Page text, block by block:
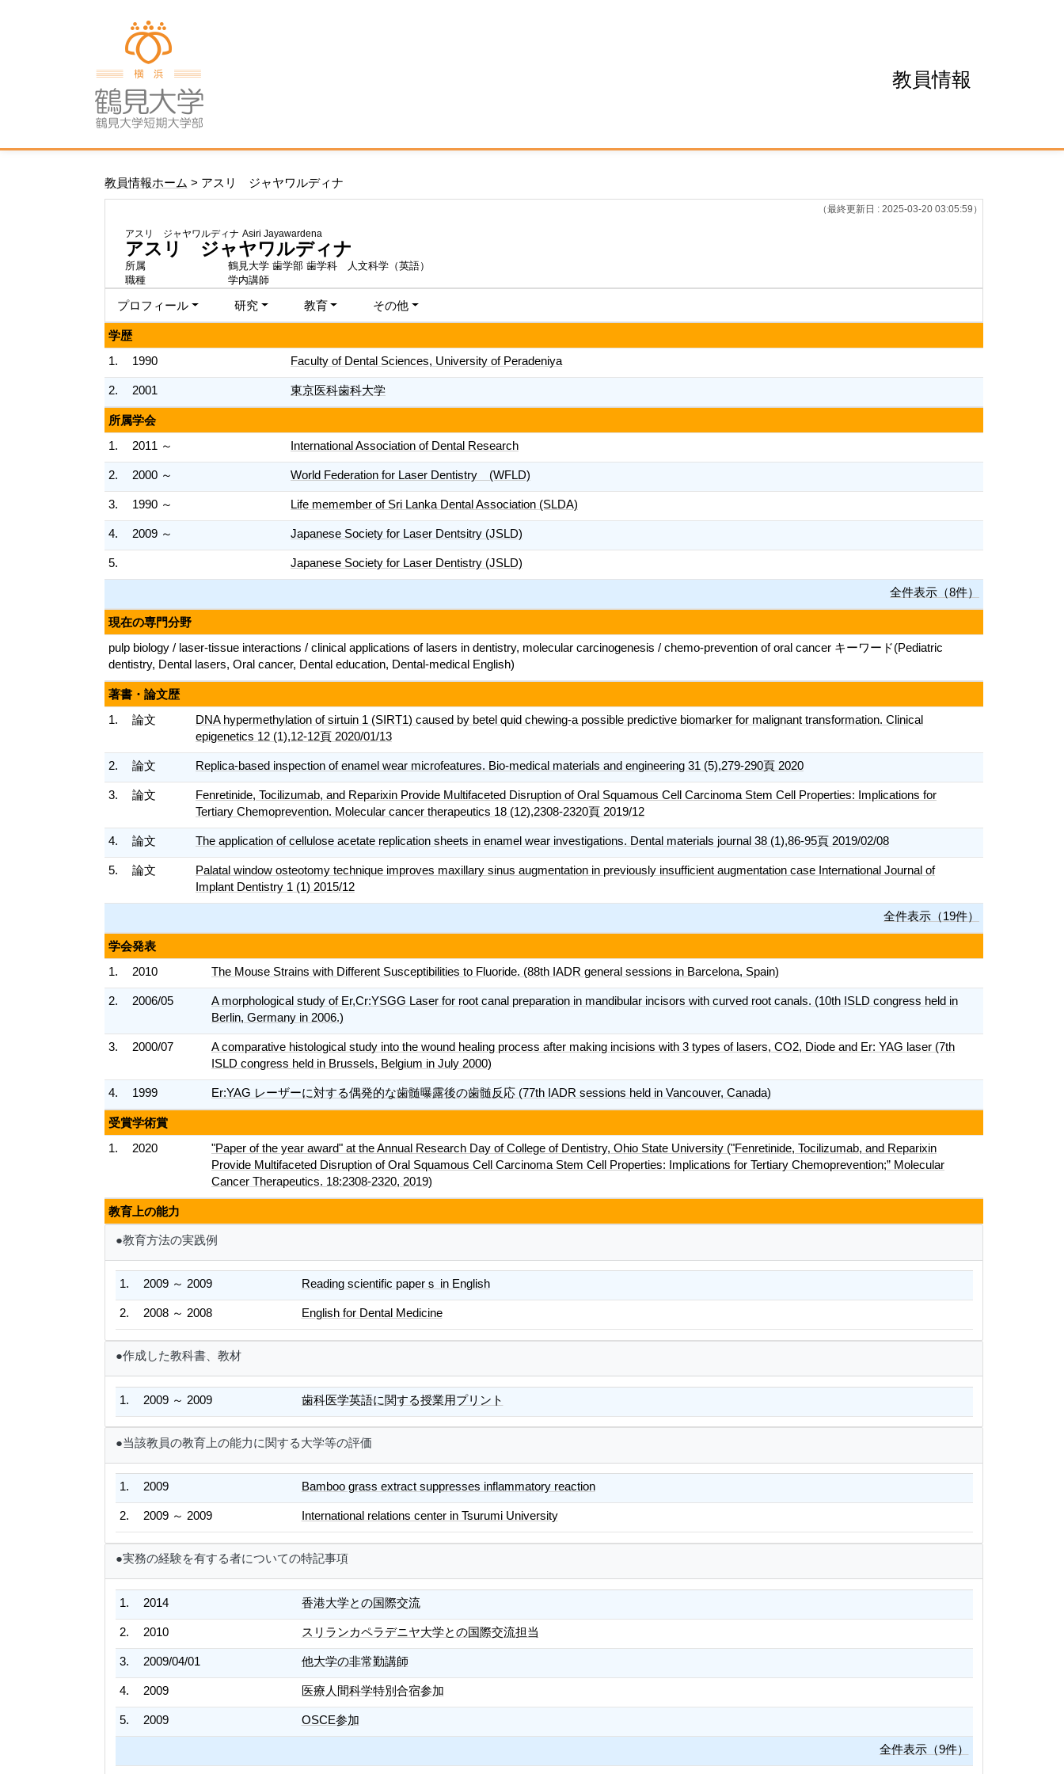
教員情報
教員情報ホーム > アスリ ジャヤワルディナ
（最終更新日 : 2025-03-20 03:05:59）
アスリ ジャヤワルディナ Asiri Jayawardena
アスリ ジャヤワルディナ
所属
鶴見大学 歯学部 歯学科 人文科学（英語）
職種
学内講師
プロフィール 研究 教育 その他
学歴
1.
1990 Faculty of Dental Sciences, University of Peradeniya
2. 2001 東京医科歯科大学
所属学会
1.
2011 ～ International Association of Dental Research
2. 2000 ～ World Federation for Laser Dentistry (WFLD)
3. 1990 ～ Life memember of Sri Lanka Dental Association (SLDA)
4. 2009 ～ Japanese Society for Laser Dentsitry (JSLD)
5. Japanese Society for Laser Dentistry (JSLD)
全件表示（8件）
現在の専門分野
pulp biology / laser-tissue interactions / clinical applications of lasers in dentistry, molecular carcinogenesis / chemo-prevention of oral cancer キーワード(Pediatric
dentistry, Dental lasers, Oral cancer, Dental education, Dental-medical English)
著書・論文歴
1.
論文
DNA hypermethylation of sirtuin 1 (SIRT1) caused by betel quid chewing-a possible predictive biomarker for malignant transformation. Clinical
epigenetics 12 (1),12-12頁 2020/01/13
2. 論文 Replica-based inspection of enamel wear microfeatures. Bio-medical materials and engineering 31 (5),279-290頁 2020
3. 論文
Fenretinide, Tocilizumab, and Reparixin Provide Multifaceted Disruption of Oral Squamous Cell Carcinoma Stem Cell Properties: Implications for
Tertiary Chemoprevention. Molecular cancer therapeutics 18 (12),2308-2320頁 2019/12
4. 論文 The application of cellulose acetate replication sheets in enamel wear investigations. Dental materials journal 38 (1),86-95頁 2019/02/08
5. 論文
Palatal window osteotomy technique improves maxillary sinus augmentation in previously insufficient augmentation case International Journal of
Implant Dentistry 1 (1) 2015/12
全件表示（19件）
学会発表
1.
2010 The Mouse Strains with Different Susceptibilities to Fluoride. (88th IADR general sessions in Barcelona, Spain)
2. 2006/05
A morphological study of Er,Cr:YSGG Laser for root canal preparation in mandibular incisors with curved root canals. (10th ISLD congress held in
Berlin, Germany in 2006.)
3. 2000/07
A comparative histological study into the wound healing process after making incisions with 3 types of lasers, CO2, Diode and Er: YAG laser (7th
ISLD congress held in Brussels, Belgium in July 2000)
4. 1999 Er:YAG レーザーに対する偶発的な歯髄曝露後の歯髄反応 (77th IADR sessions held in Vancouver, Canada)
受賞学術賞
1.
2020
"Paper of the year award" at the Annual Research Day of College of Dentistry, Ohio State University ("Fenretinide, Tocilizumab, and Reparixin
Provide Multifaceted Disruption of Oral Squamous Cell Carcinoma Stem Cell Properties: Implications for Tertiary Chemoprevention;” Molecular
Cancer Therapeutics. 18:2308-2320, 2019)
教育上の能力
●教育方法の実践例
1. 2009 ～ 2009 Reading scientific paperｓ in English
2. 2008 ～ 2008 English for Dental Medicine
●作成した教科書、教材
1. 2009 ～ 2009 歯科医学英語に関する授業用プリント
●当該教員の教育上の能力に関する大学等の評価
1. 2009 Bamboo grass extract suppresses inflammatory reaction
2. 2009 ～ 2009 International relations center in Tsurumi University
●実務の経験を有する者についての特記事項
1. 2014 香港大学との国際交流
2. 2010 スリランカペラデニヤ大学との国際交流担当
3. 2009/04/01 他大学の非常勤講師
4. 2009 医療人間科学特別合宿参加
5. 2009 OSCE参加
全件表示（9件）